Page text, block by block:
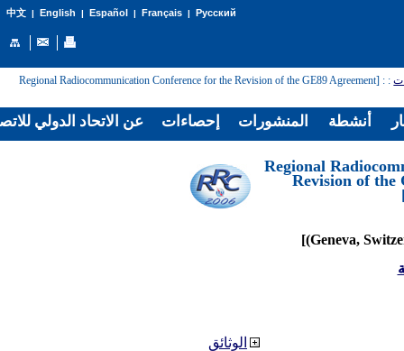
中文| English | Español | Français| Русский
:
: [Regional Radiocommunication Conference for the Revision of the GE89 Agreement
[Regional
Revision of the
الوثائق
عن الاتحاد الدولي إحصاءات المنشورات أنشطة